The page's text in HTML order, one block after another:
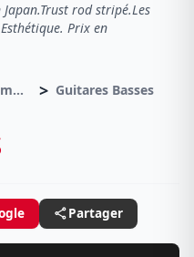
rod stripé.Les
Prix en
Instruments de musique > Guitares Basses
Partager